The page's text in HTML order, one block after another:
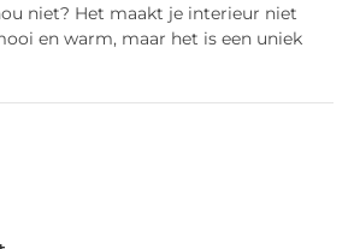
niet? Het maakt je interieur niet
en warm, maar het is een uniek